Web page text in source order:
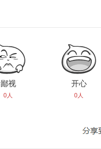
鄙视
0人
开心
0人